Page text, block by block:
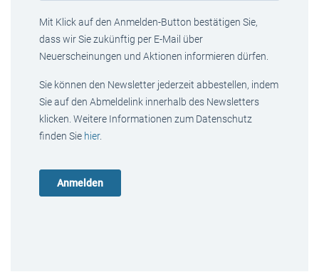
Mit Klick auf den Anmelden-Button bestätigen Sie,
dass wir Sie zukünftig per E-Mail über
Neuerscheinungen und Aktionen informieren dürfen.
Sie können den Newsletter jederzeit abbestellen, indem
Sie auf den Abmeldelink innerhalb des Newsletters
klicken. Weitere Informationen zum Datenschutz
finden Sie hier.